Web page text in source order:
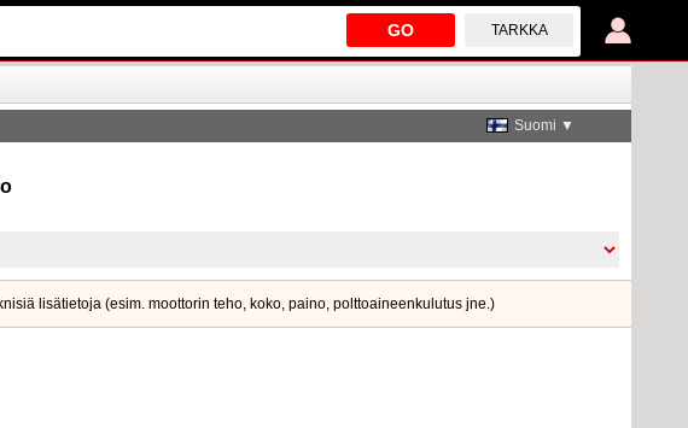
GO TARKKA
Suomi ▼
lisätietoja (esim. moottorin teho, koko, paino, polttoaineenkulutus jne.)